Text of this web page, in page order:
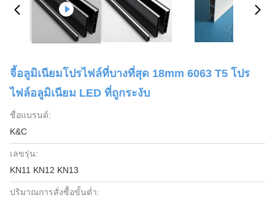
จี้อลูมิเนียมโปรไฟล์ที่บางที่สุด 18mm 6063 T5 โปร
ไฟล์อลูมิเนียม LED ที่ถูกระงับ
ชื่อแบรนด์:
K&C
เลขรุ่น:
KN11 KN12 KN13
ปริมาณการสั่งซื้อขั้นต่ำ: